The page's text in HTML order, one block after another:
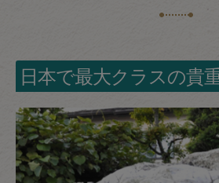
日本で最大クラスの貴